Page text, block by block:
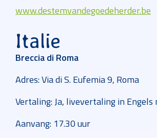
www.destemvandegoedeherder.be
Italie
Breccia di Roma
Adres: Via di S. Eufemia 9, Roma
Vertaling: Ja, livevertaling in Engels
Aanvang: 17.30 uur